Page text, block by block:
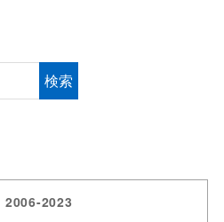
検索
2023